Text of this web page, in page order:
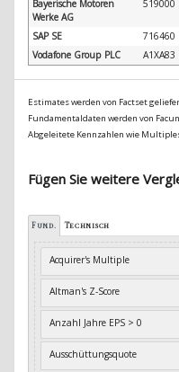
Bayerische Motoren
Werke AG
519000
SAP SE 716460
Vodafone Group PLC
A1XA83
Estimates werden von Factset
Fundamentaldaten werden von
Abgeleitete Kennzahlen wie
Fügen Sie weitere
Fund. Technisch
Acquirer's Multiple
Altman's Z-Score
Anzahl Jahre EPS > 0
Ausschüttungsquote